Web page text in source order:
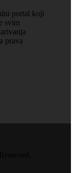
portal koji
svim
prava